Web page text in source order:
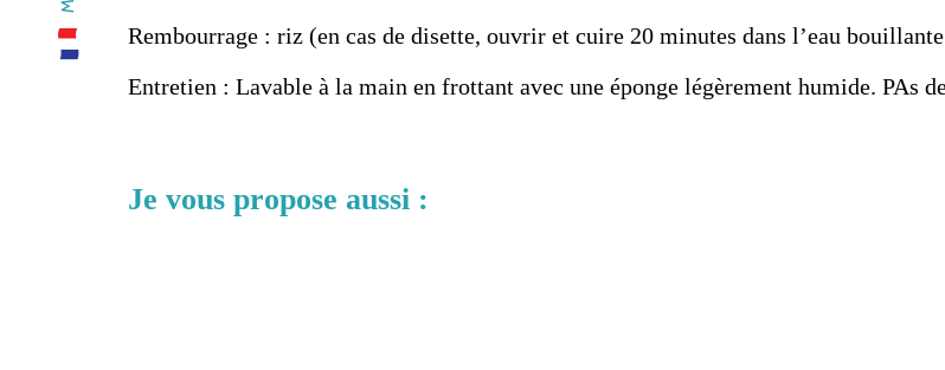
Rembourrage : riz (en cas de disette, ouvrir et cuire 20 minutes dans l’eau
Entretien : Lavable à la main en frottant avec une éponge légèrement humide. PAs
Je vous propose aussi :